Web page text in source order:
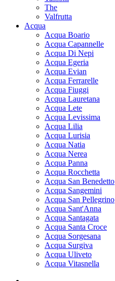
The
Valfrutta
Acqua
Acqua Boario
Acqua Capannelle
Acqua Di Nepi
Acqua Egeria
Acqua Evian
Acqua Ferrarelle
Acqua Fiuggi
Acqua Lauretana
Acqua Lete
Acqua Levissima
Acqua Lilia
Acqua Lurisia
Acqua Natia
Acqua Nerea
Acqua Panna
Acqua Rocchetta
Acqua San Benedetto
Acqua Sangemini
Acqua San Pellegrino
Acqua Sant'Anna
Acqua Santagata
Acqua Santa Croce
Acqua Sorgesana
Acqua Surgiva
Acqua Uliveto
Acqua Vitasnella